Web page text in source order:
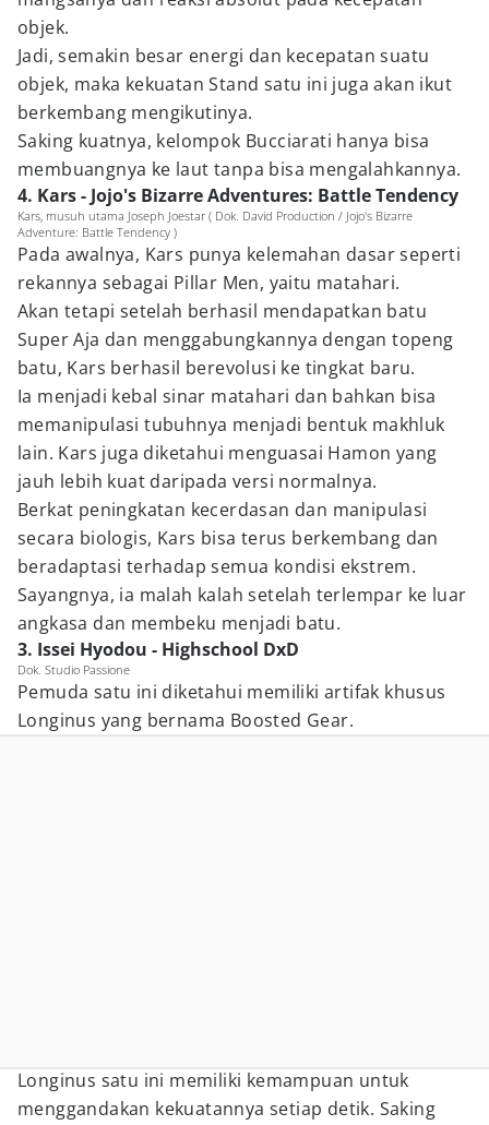
objek.
Jadi, semakin besar energi dan kecepatan suatu
objek, maka kekuatan Stand satu ini juga akan ikut
berkembang mengikutinya.
Saking kuatnya, kelompok Bucciarati hanya bisa
membuangnya ke laut tanpa bisa mengalahkannya.
4. Kars - Jojo's Bizarre Adventures: Battle Tendency
Kars, musuh utama Joseph Joestar ( Dok. David Production / Jojo's Bizarre
Adventure: Battle Tendency )
Pada awalnya, Kars punya kelemahan dasar seperti
rekannya sebagai Pillar Men, yaitu matahari.
Akan tetapi setelah berhasil mendapatkan batu
Super Aja dan menggabungkannya dengan topeng
batu, Kars berhasil berevolusi ke tingkat baru.
Ia menjadi kebal sinar matahari dan bahkan bisa
memanipulasi tubuhnya menjadi bentuk makhluk
lain. Kars juga diketahui menguasai Hamon yang
jauh lebih kuat daripada versi normalnya.
Berkat peningkatan kecerdasan dan manipulasi
secara biologis, Kars bisa terus berkembang dan
beradaptasi terhadap semua kondisi ekstrem.
Sayangnya, ia malah kalah setelah terlempar ke luar
angkasa dan membeku menjadi batu.
3. Issei Hyodou - Highschool DxD
Dok. Studio Passione
Pemuda satu ini diketahui memiliki artifak khusus
Longinus yang bernama Boosted Gear.
Longinus satu ini memiliki kemampuan untuk
menggandakan kekuatannya setiap detik. Saking